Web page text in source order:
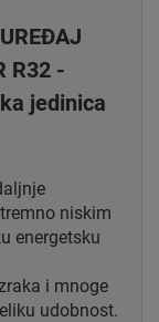
R32 -
jedinica
niskim
energetsku
i mnoge
udobnost.